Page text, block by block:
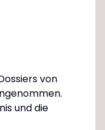
von
und die